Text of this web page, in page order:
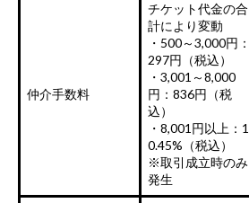
仲介手数料
チケット代金の合
計により変動
・500～3,000円：
297円（税込）
・3,001～8,000
円：836円（税
込）
・8,001円以上：1
0.45%（税込）
※取引成立時のみ
発生